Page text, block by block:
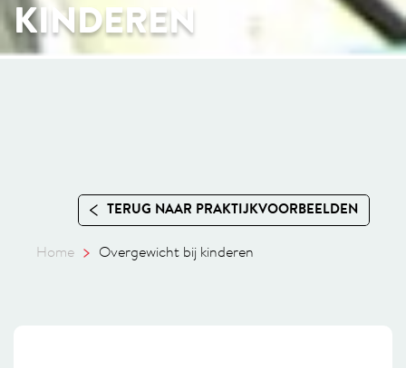
KINDEREN
TERUG NAAR PRAKTIJKVOORBEELDEN
Home Overgewicht bij kinderen